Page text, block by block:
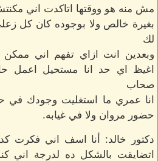
مش منه هو ووقتها اتاكدت اني
بغيرة خالص ولا بوجوده كان كل
لك
وبعدين انت ازاي تفهم اني
اغيظ اي حد انا مستحيل اعمل
صحاب
انا عمري ما استغليت وجودك في
حضور مروان ولا في غيابه.
دكتور خالد: أنا اسف اني فكرت
اتضايقت بالشكل ده لدرجة اني